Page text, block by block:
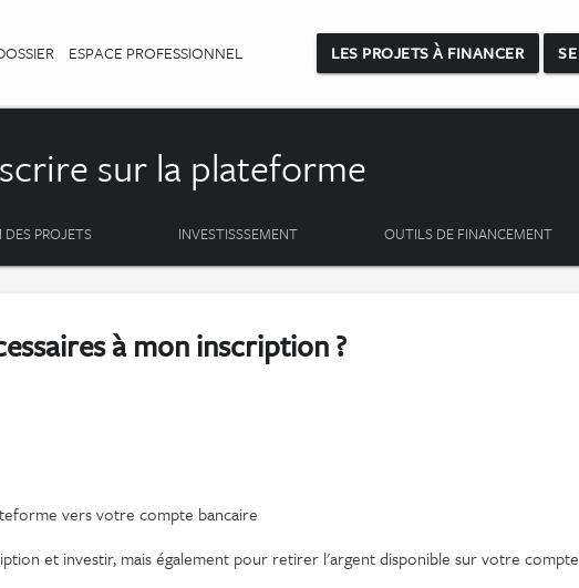
ESPACE PROFESSIONNEL LES PROJETS À FINANCER
sur la plateforme
PROJETS INVESTISSSEMENT OUTILS DE FINANCEMENT
à mon inscription ?
vers votre compte bancaire
et investir, mais également pour retirer l'argent disponible sur votre